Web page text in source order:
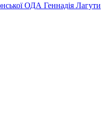
ОДА Геннадія Лагути